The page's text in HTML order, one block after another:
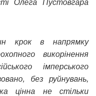
Олега Пустовгара
крок в напрямку
викорінення
імперського
без руйнувань,
цінна не стільки